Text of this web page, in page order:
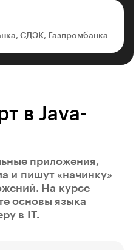
СДЭК, Газпромбанка
в Java-
приложения,
и пишут «начинку»
На курсе
основы языка
в IT.